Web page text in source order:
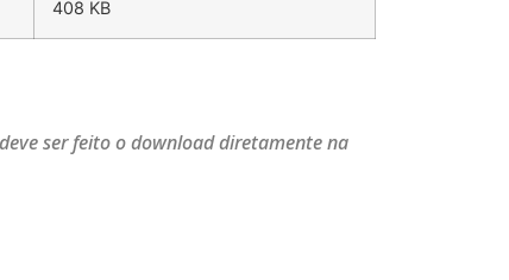
408 KB
ser feito o download diretamente na